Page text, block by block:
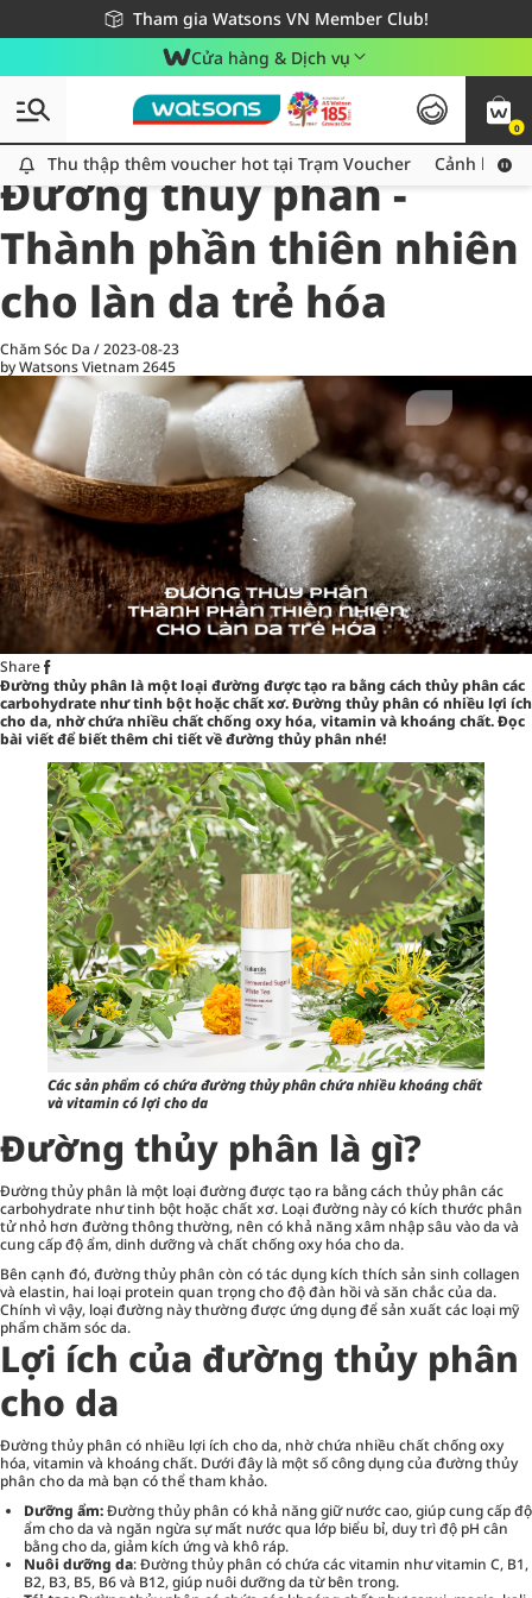
Tham gia Watsons VN Member Club!
Miễn phí giao hàng cho đơn hàng từ 249,000Đ
Giao hàng nhanh 24h - Áp dụng khu vực TP. Hồ Chí Minh
Cửa hàng & Dịch vụ
0
Thu thập thêm voucher hot tại Trạm Voucher
Thu thập thêm voucher hot tại Trạm Voucher Cảnh báo
All
Chăm Sóc Cá Nhân
Đường thủy phân -
Thành phần thiên nhiên
cho làn da trẻ hóa
Chăm Sóc Da /2023-08-23
by Watsons Vietnam2645
Share
Đường thủy phân là một loại đường được tạo ra bằng cách thủy phân các
carbohydrate như tinh bột hoặc chất xơ. Đường thủy phân có nhiều lợi ích
cho da, nhờ chứa nhiều chất chống oxy hóa, vitamin và khoáng chất. Đọc
bài viết để biết thêm chi tiết về đường thủy phân nhé!
Các sản phẩm có chứa đường thủy phân chứa nhiều khoáng chất
và vitamin có lợi cho da
Đường thủy phân là gì?
Đường thủy phân là một loại đường được tạo ra bằng cách thủy phân các
carbohydrate như tinh bột hoặc chất xơ. Loại đường này có kích thước phân
tử nhỏ hơn đường thông thường, nên có khả năng xâm nhập sâu vào da và
cung cấp độ ẩm, dinh dưỡng và chất chống oxy hóa cho da.
Bên cạnh đó, đường thủy phân còn có tác dụng kích thích sản sinh collagen
và elastin, hai loại protein quan trọng cho độ đàn hồi và săn chắc của da.
Chính vì vậy, loại đường này thường được ứng dụng để sản xuất các loại mỹ
phẩm chăm sóc da.
Lợi ích của đường thủy phân
cho da
Đường thủy phân có nhiều lợi ích cho da, nhờ chứa nhiều chất chống oxy
hóa, vitamin và khoáng chất. Dưới đây là một số công dụng của đường thủy
phân cho da mà bạn có thể tham khảo.
Dưỡng ẩm:Đường thủy phân có khả năng giữ nước cao, giúp cung cấp độ
ẩm cho da và ngăn ngừa sự mất nước qua lớp biểu bỉ, duy trì độ pH cân
bằng cho da, giảm kích ứng và khô ráp.
Nuôi dưỡng da: Đường thủy phân có chứa các vitamin như vitamin C, B1,
B2, B3, B5, B6 và B12, giúp nuôi dưỡng da từ bên trong.